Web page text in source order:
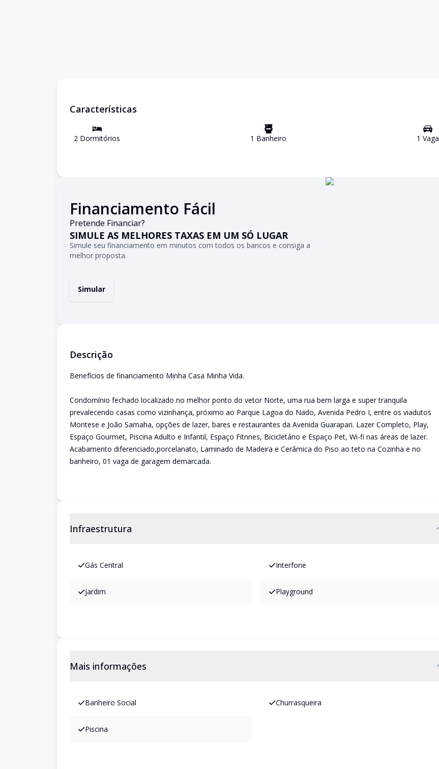
Características
2 Dormitórios 1 Banheiro 1 Vaga
Financiamento Fácil
Pretende Financiar?
SIMULE AS MELHORES TAXAS EM UM SÓ LUGAR
Simule seu financiamento em minutos com todos os bancos e consiga a
melhor proposta.
Simular
Descrição
Benefícios de financiamento Minha Casa Minha Vida.
Condomínio fechado localizado no melhor ponto do vetor Norte, uma rua bem larga e super tranquila
prevalecendo casas como vizinhança, próximo ao Parque Lagoa do Nado, Avenida Pedro I, entre os viadutos
Montese e João Samaha, opções de lazer, bares e restaurantes da Avenida Guarapari. Lazer Completo, Play,
Espaço Gourmet, Piscina Adulto e Infantil, Espaço Fitnnes, Bicicletário e Espaço Pet, Wi-fi nas áreas de lazer.
Acabamento diferenciado,porcelanato, Laminado de Madeira e Cerâmica do Piso ao teto na Cozinha e no
banheiro, 01 vaga de garagem demarcada.
Infraestrutura
Gás Central Interfone
Jardim Playground
Mais informações
Banheiro Social Churrasqueira
Piscina